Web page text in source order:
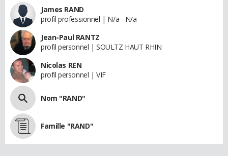
James RAND
profil professionnel | N/a - N/a
Jean-Paul RANTZ
profil personnel | SOULTZ HAUT RHIN
Nicolas REN
profil personnel | VIF
Nom "RAND"
Famille "RAND"